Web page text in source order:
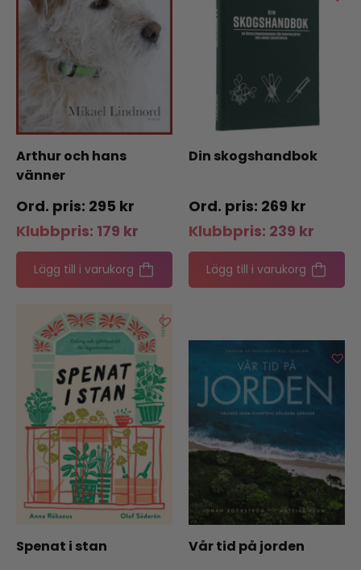
Arthur och hans
vänner
295 kr
Klubbpris: 179 kr
Lägg till i varukorg
Din skogshandbok
269 kr
Klubbpris: 239 kr
Lägg till i varukorg
Spenat i stan Vår tid på jorden